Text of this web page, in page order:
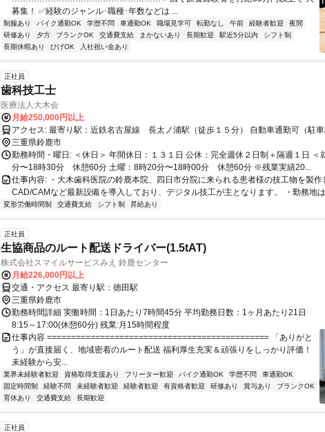
募集！ ✅経験のジャンル･職種･年数などは ...
制服あり バイク通勤OK 学歴不問 車通勤OK 職場見学可 転勤なし 午前 経験者歓迎
夜間
研修あり
夕方 ブランクOK 交通費支給 まかないあり 長期歓迎 駅近5分以内
シフト制
長期休暇あり
ひげOK 入社祝い金あり
正社員
歯科技工士
医療法人大木会
月給250,000円以上
アクセス: 最寄り駅：近鉄名古屋線 長太ノ浦駅（徒歩１５分） 自
三重県鈴鹿市
勤務時間・曜日: ＜休日＞ 年間休日：１３１日 公休：完全週休２日制＋隔週１日 ＜
分〜18時30分 休憩60分 土曜：8時20分〜18時00分 休憩60分 ※残業実績20...
仕事内容: ・大木歯科医院の鈴鹿本院、四日市分院に来られる患者様の技工物を製作
CAD/CAMなど最新設備を導入しており、デジタル技工が主となります。 ・勤務地
変形労働時間制 交通費支給 シフト制 昇給あり
正社員
生協商品のルート配送ドライバー(1.5tAT)
株式会社スマイルサービスみえ 鈴鹿センター
月給226,000円以上
交通・アクセス 最寄り駅：徳田駅
三重県鈴鹿市
勤務時間詳細 実働時間：1日あたり7時間45分 平均勤務日数：1ヶ月あたり21日
8:15～17:00(休憩60分) 残業:月15時間程度
仕事内容 ============================================== 「ありがと
う」が直接届く、地域密着のルート配送 福利厚生充実＆頑張りをしっかり評価！
未経験から安...
業界未経験者歓迎 資格取得支援あり フリーター歓迎 バイク通勤OK 学歴不問
車通勤OK
固定時間制
経験不問 未経験者歓迎 経験者歓迎 有資格者歓迎 研修あり 賞与あり
ブランクOK
育休あり
交通費支給 長期歓迎
正社員